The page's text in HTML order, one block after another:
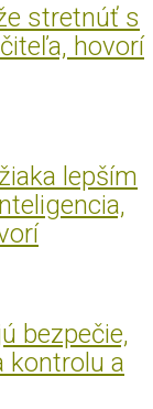
stretnúť s
hovorí
lepším
bezpečie,
kontrolu a